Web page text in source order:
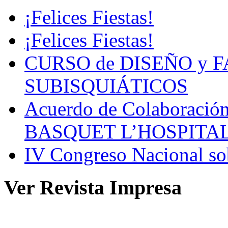
¡Felices Fiestas!
¡Felices Fiestas!
CURSO de DISEÑO y
SUBISQUIÁTICOS
Acuerdo de
BASQUET
IV Congreso Nacional
Ver Revista Impresa